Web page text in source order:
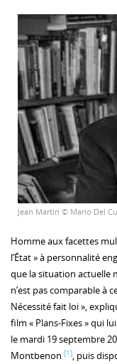
Jean Martin © Mario Del
Homme aux facettes
l’État » à personnalité
que la situation actuelle
n’est pas comparable à
Nécessité fait loi »,
film « Plans-Fixes » qui
le mardi 19 septembre
Montbenon [1], puis